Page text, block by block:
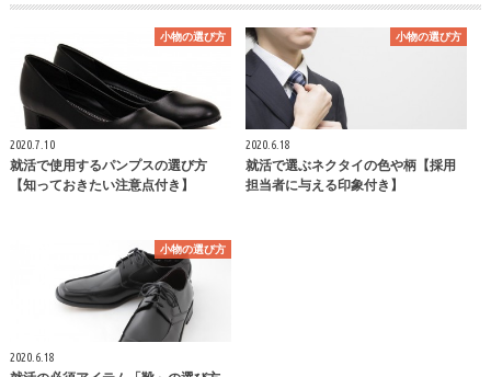
小物の選び方
2020.7.10
就活で使用するパンプスの選び方
【知っておきたい注意点付き】
小物の選び方
2020.6.18
就活で選ぶネクタイの色や柄【採用
担当者に与える印象付き】
小物の選び方
2020.6.18